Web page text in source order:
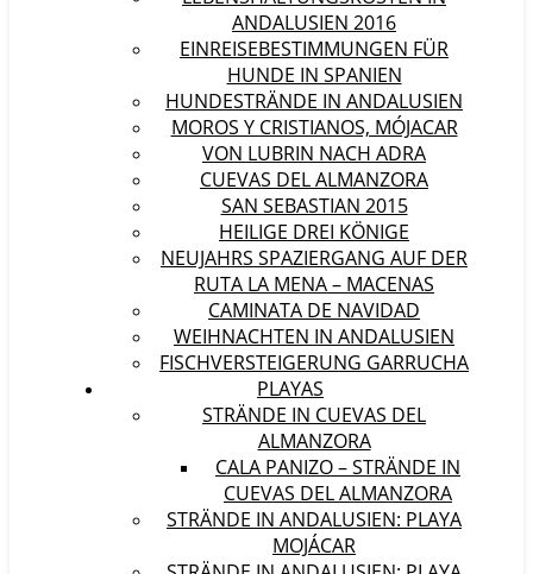
ANDALUSIEN 2016
EINREISEBESTIMMUNGEN FÜR
HUNDE IN SPANIEN
HUNDESTRÄNDE IN ANDALUSIEN
MOROS Y CRISTIANOS, MÓJACAR
VON LUBRIN NACH ADRA
CUEVAS DEL ALMANZORA
SAN SEBASTIAN 2015
HEILIGE DREI KÖNIGE
NEUJAHRS SPAZIERGANG AUF DER
RUTA LA MENA – MACENAS
CAMINATA DE NAVIDAD
WEIHNACHTEN IN ANDALUSIEN
FISCHVERSTEIGERUNG GARRUCHA
PLAYAS
STRÄNDE IN CUEVAS DEL
ALMANZORA
CALA PANIZO – STRÄNDE IN
CUEVAS DEL ALMANZORA
STRÄNDE IN ANDALUSIEN: PLAYA
MOJÁCAR